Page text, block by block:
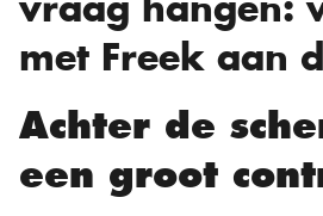
met Freek aan
Achter de
een groot